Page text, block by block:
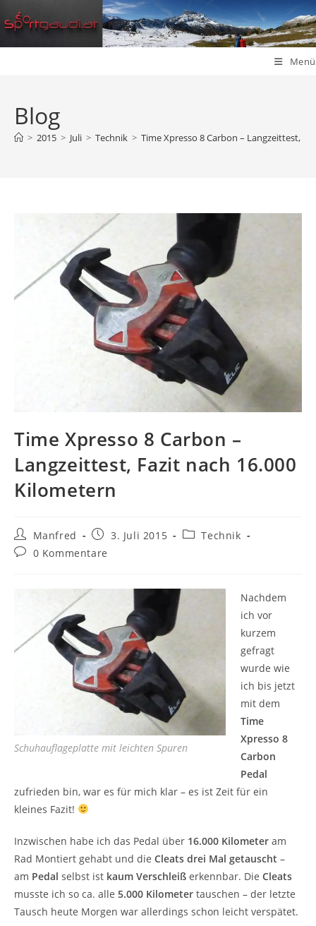
Zum
Inhalt
Menü
Blog
> 2015 > Juli > Technik > Time Xpresso 8 Carbon – Langzeittest,
Time Xpresso 8 Carbon –
Langzeittest, Fazit nach 16.000
Kilometern
Beitrags-
Autor:
Manfred
Beitrag3. Juli 2015
Beitrags-
Technik
Beitrags-
0 Kommentare
Schuhauflageplatte mit leichten Spuren
Nachdem
ich vor
kurzem
gefragt
wurde wie
ich bis jetzt
mit dem
Time
Xpresso 8
Carbon
Pedal
zufrieden bin, war es für mich klar – es ist Zeit für ein
kleines Fazit!
Inzwischen habe ich das Pedal über 16.000 Kilometer am
Rad Montiert gehabt und die Cleats drei Mal getauscht –
am Pedal selbst ist kaum Verschleiß erkennbar. Die Cleats
musste ich so ca. alle 5.000 Kilometer tauschen – der letzte
Tausch heute Morgen war allerdings schon leicht verspätet.